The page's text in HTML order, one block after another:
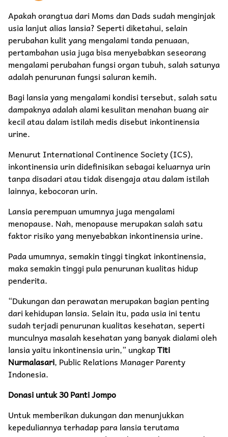
Apakah orangtua dari Moms dan Dads sudah menginjak
usia lanjut alias lansia? Seperti diketahui, selain
perubahan kulit yang mengalami tanda penuaan,
pertambahan usia juga bisa menyebabkan seseorang
mengalami perubahan fungsi organ tubuh, salah satunya
adalah penurunan fungsi saluran kemih.
Bagi lansia yang mengalami kondisi tersebut, salah satu
dampaknya adalah alami kesulitan menahan buang air
kecil atau dalam istilah medis disebut inkontinensia
urine.
Menurut International Continence Society (ICS),
inkontinensia urin didefinisikan sebagai keluarnya urin
tanpa disadari atau tidak disengaja atau dalam istilah
lainnya, kebocoran urin.
Lansia perempuan umumnya juga mengalami
menopause. Nah, menopause merupakan salah satu
faktor risiko yang menyebabkan inkontinensia urine.
Pada umumnya, semakin tinggi tingkat inkontinensia,
maka semakin tinggi pula penurunan kualitas hidup
penderita.
“Dukungan dan perawatan merupakan bagian penting
dari kehidupan lansia. Selain itu, pada usia ini tentu
sudah terjadi penurunan kualitas kesehatan, seperti
munculnya masalah kesehatan yang banyak dialami oleh
lansia yaitu inkontinensia urin,” ungkapTiti
Nurmalasari, Public Relations Manager Parenty
Indonesia.
Donasi untuk 30 Panti Jompo
Untuk memberikan dukungan dan menunjukkan
kepeduliannya terhadap para lansia terutama